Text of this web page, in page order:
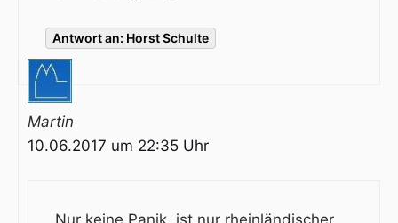
Antwort an: Horst Schulte
Martin
10.06.2017 um 22:35 Uhr
Nur keine Panik, ist nur rheinländischer